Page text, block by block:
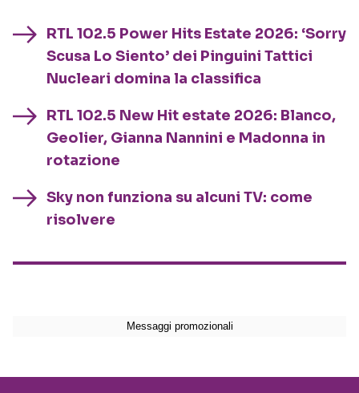
RTL 102.5 Power Hits Estate 2026: ‘Sorry
Scusa Lo Siento’ dei Pinguini Tattici
Nucleari domina la classifica
RTL 102.5 New Hit estate 2026: Blanco,
Geolier, Gianna Nannini e Madonna in
rotazione
Sky non funziona su alcuni TV: come
risolvere